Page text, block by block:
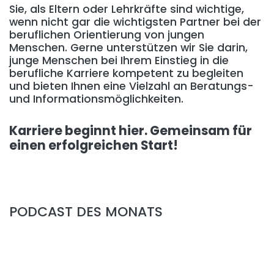
Sie, als Eltern oder Lehrkräfte sind wichtige,
wenn nicht gar die wichtigsten Partner bei der
beruflichen Orientierung von jungen
Menschen. Gerne unterstützen wir Sie darin,
junge Menschen bei Ihrem Einstieg in die
berufliche Karriere kompetent zu begleiten
und bieten Ihnen eine Vielzahl an Beratungs-
und Informationsmöglichkeiten.
Karriere beginnt hier. Gemeinsam für
einen erfolgreichen Start!
PODCAST DES MONATS